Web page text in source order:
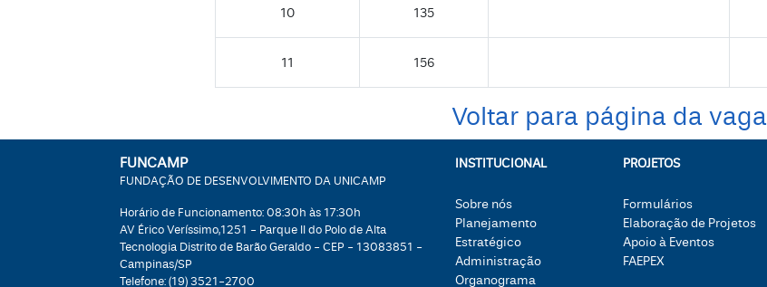
10 135
11 156
Voltar para página da vaga
FUNCAMP
FUNDAÇÃO DE DESENVOLVIMENTO DA UNICAMP
Horário de Funcionamento: 08:30h às 17:30h
AV Érico Veríssimo,1251 - Parque II do Polo de Alta
Tecnologia Distrito de Barão Geraldo - CEP - 13083851 -
Campinas/SP
Telefone: (19) 3521-2700
INSTITUCIONAL
Sobre nós
Planejamento
Estratégico
Administração
Organograma
PROJETOS
Formulários
Elaboração de Projetos
Apoio à Eventos
FAEPEX